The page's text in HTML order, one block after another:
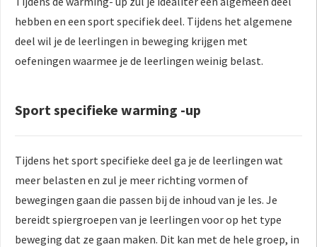
hebben en een sport specifiek deel. Tijdens het algemene
deel wil je de leerlingen in beweging krijgen met
oefeningen waarmee je de leerlingen weinig belast.
Sport specifieke warming -up
Tijdens het sport specifieke deel ga je de leerlingen wat
meer belasten en zul je meer richting vormen of
bewegingen gaan die passen bij de inhoud van je les. Je
bereidt spiergroepen van je leerlingen voor op het type
beweging dat ze gaan maken. Dit kan met de hele groep, in